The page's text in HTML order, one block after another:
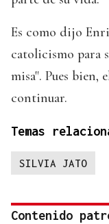
Es como dijo
catolicismo para
misa". Pues bien,
continuar.
Temas
SILVIA JATO
Contenido